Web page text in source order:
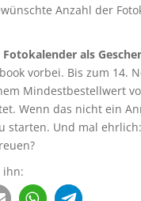
Anzahl der
als
vorbei. Bis zum 14.
Mindestbestellwert
Wenn das nicht ein
starten. Und mal
ihn: